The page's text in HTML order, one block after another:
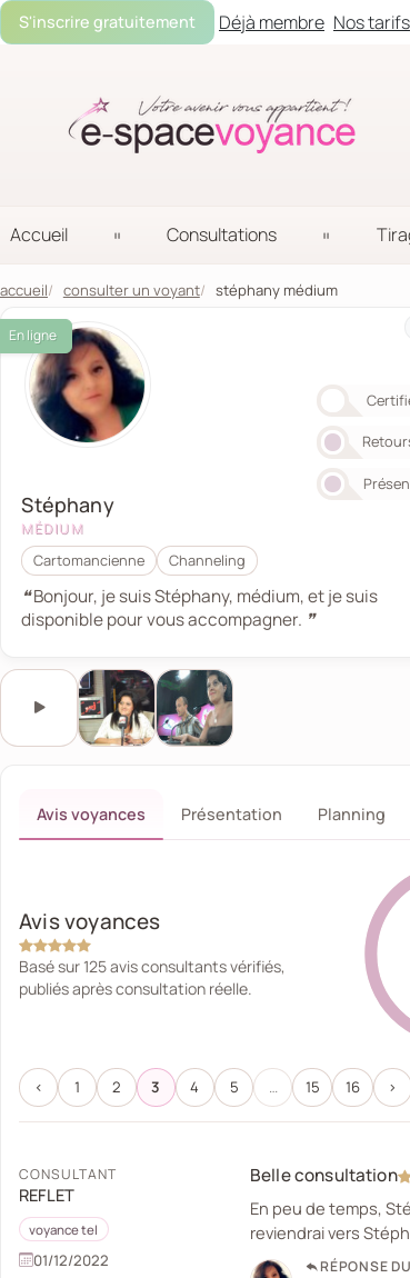
S'inscrire gratuitement Déjà membre Nos tarifs
Accueil Consultations
accueil consulter un voyant stéphany médium
En ligne
Stéphany
MÉDIUM
Cartomancienne Channeling
❝ Bonjour, je suis Stéphany, médium, et je suis
disponible pour vous accompagner. ❞
Écouter l'audio de présentation
Ce bouton lance ou met en pause l’audio
Avis voyances Présentation Planning
Avis voyances
Basé sur 125 avis consultants vérifiés,
publiés après consultation réelle.
‹ 1 2 3 4 5 … 15 16 ›
CONSULTANT
REFLET
voyance tel
01/12/2022
Belle consultation
En peu de temps,
reviendrai vers
RÉPONSE